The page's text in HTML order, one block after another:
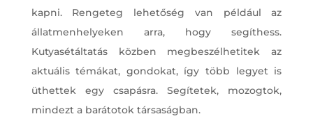
kapni. Rengeteg lehetőség van például az
állatmenhelyeken arra, hogy segíthess.
Kutyasétáltatás közben megbeszélhetitek az
aktuális témákat, gondokat, így több legyet is
üthettek egy csapásra. Segítetek, mozogtok,
mindezt a barátotok társaságban.